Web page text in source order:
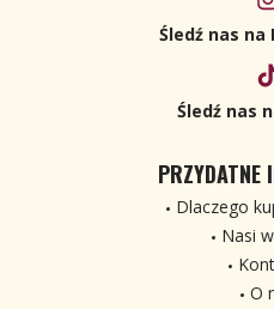
Śledź nas
Śledź nas
PRZYDATNE
Dlaczego
Nasi
O